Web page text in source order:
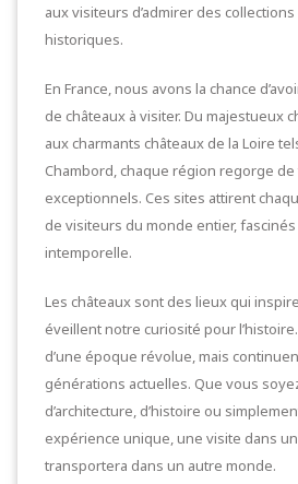
aux visiteurs d’admirer des collections
historiques.
En France, nous avons la chance
de châteaux à visiter. Du majestueux
aux charmants châteaux de la Loire
Chambord, chaque région regorge
exceptionnels. Ces sites attirent
de visiteurs du monde entier,
intemporelle.
Les châteaux sont des lieux qui
éveillent notre curiosité pour
d’une époque révolue, mais
générations actuelles. Que vous
d’architecture, d’histoire ou
expérience unique, une visite dans
transportera dans un autre monde.